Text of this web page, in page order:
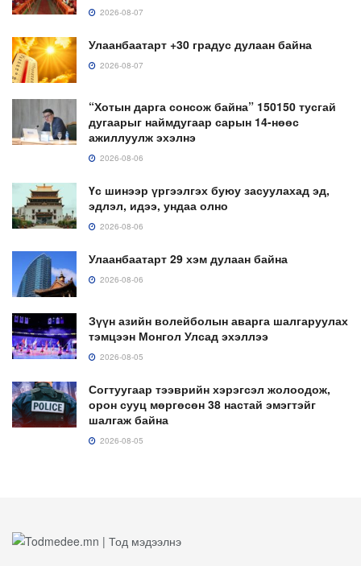
2026-08-07
Улаанбаатарт +30 градус дулаан байна
2026-08-07
“Хотын дарга сонсож байна” 150150 тусгай
дугаарыг наймдугаар сарын 14-нөөс
ажиллуулж эхэлнэ
2026-08-06
Үс шинээр үргээлгэх буюу засуулахад эд,
эдлэл, идээ, ундаа олно
2026-08-06
Улаанбаатарт 29 хэм дулаан байна
2026-08-06
Зүүн азийн волейболын аварга шалгаруулах
тэмцээн Монгол Улсад эхэллээ
2026-08-05
Согтуугаар тээврийн хэрэгсэл жолоодож,
орон сууц мөргөсөн 38 настай эмэгтэйг
шалгаж байна
2026-08-05